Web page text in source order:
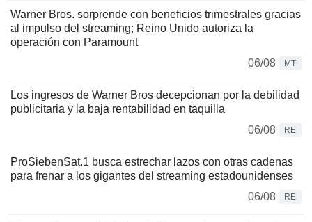
Warner Bros. sorprende con beneficios trimestrales gracias
al impulso del streaming; Reino Unido autoriza la
operación con Paramount
06/08
MT
Los ingresos de Warner Bros decepcionan por la debilidad
publicitaria y la baja rentabilidad en taquilla
06/08
RE
ProSiebenSat.1 busca estrechar lazos con otras cadenas
para frenar a los gigantes del streaming estadounidenses
06/08
RE